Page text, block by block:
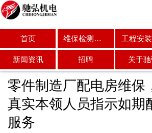
首页 维保检测服务
新闻资讯 招聘 关于
公司动态 行业资讯
零件制造厂配电房维保
真实本领人员指示如期
服务